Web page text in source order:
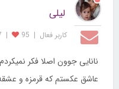
لیلی
کاربر فعال |
95
|
نانایی جوون اصلا فکر
عاشق عکستم که قرمزه و